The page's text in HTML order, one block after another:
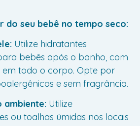
do seu bebê no tempo seco:
Utilize hidratantes
bebês após o banho, com
em todo o corpo. Opte por
e sem fragrância.
ambiente: Utilize
ou toalhas úmidas nos locais